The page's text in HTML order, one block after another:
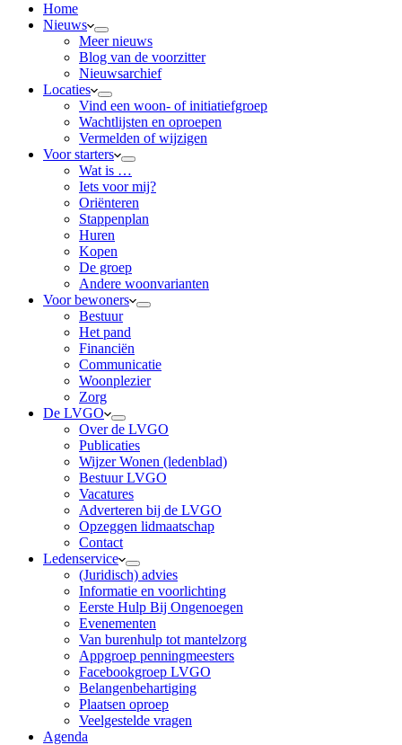
Home
Nieuws
Meer nieuws
Blog van de voorzitter
Nieuwsarchief
Locaties
Vind een woon- of initiatiefgroep
Wachtlijsten en oproepen
Vermelden of wijzigen
Voor starters
Wat is …
Iets voor mij?
Oriënteren
Stappenplan
Huren
Kopen
De groep
Andere woonvarianten
Voor bewoners
Bestuur
Het pand
Financiën
Communicatie
Woonplezier
Zorg
De LVGO
Over de LVGO
Publicaties
Wijzer Wonen (ledenblad)
Bestuur LVGO
Vacatures
Adverteren bij de LVGO
Opzeggen lidmaatschap
Contact
Ledenservice
(Juridisch) advies
Informatie en voorlichting
Eerste Hulp Bij Ongenoegen
Evenementen
Van burenhulp tot mantelzorg
Appgroep penningmeesters
Facebookgroep LVGO
Belangenbehartiging
Plaatsen oproep
Veelgestelde vragen
Agenda